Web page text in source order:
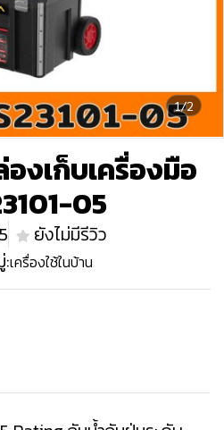
1/2
งเก็บเครื่องมือ
05
ยังไม่มีรีวิว
:เครื่องใช้ในบ้าน